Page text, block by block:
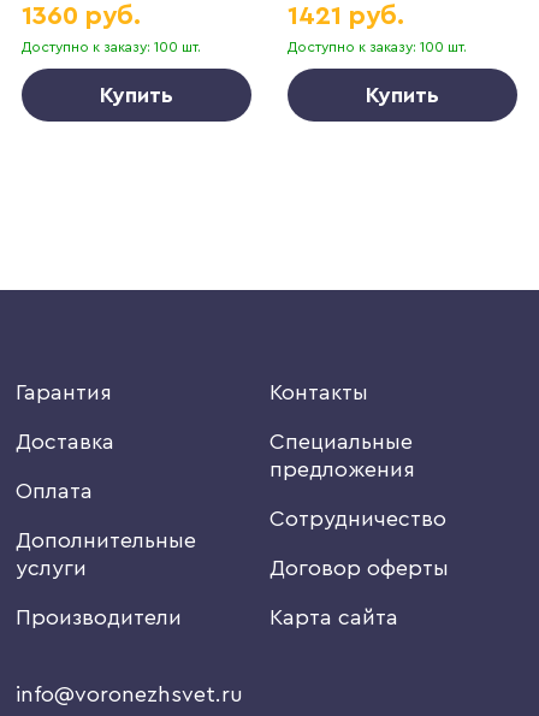
Доступно к заказу: 100 шт.
1360 руб.
Купить
Доступно к заказу: 100 шт.
1421 руб.
Купить
Гарантия
Доставка
Оплата
Дополнительные
услуги
Производители
Контакты
Специальные
предложения
Сотрудничество
Договор оферты
Карта сайта
info@voronezhsvet.ru